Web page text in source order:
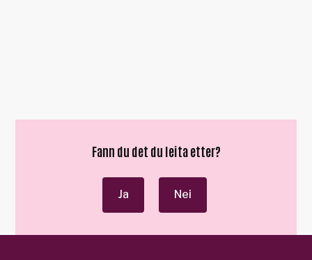
Fann du det du leita etter?
Ja Nei